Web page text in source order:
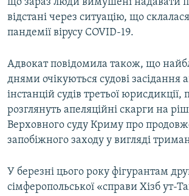
що зараз люди вимушені надавати
відстані через ситуацію, що
пандемії вірусу COVID-19.
Адвокат повідомила також, що
днями очікуються судові засідання
інстанцій судів третьої юрисдикції,
розглянуть апеляційні скарги на
Верховного суду Криму про
запобіжного заходу у вигляді
У березні цього року фігурантам
сімферопольської «справи Хізб ут-